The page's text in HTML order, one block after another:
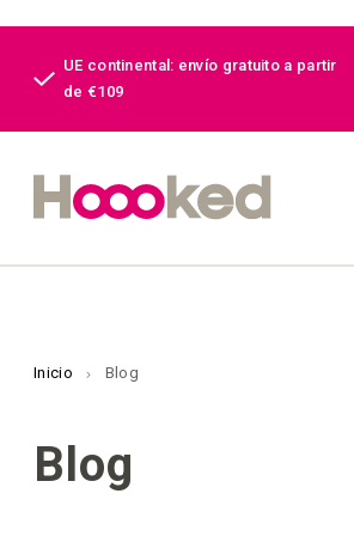
UE continental: envío gratuito a partir
de €109
Inicio Blog
Blog